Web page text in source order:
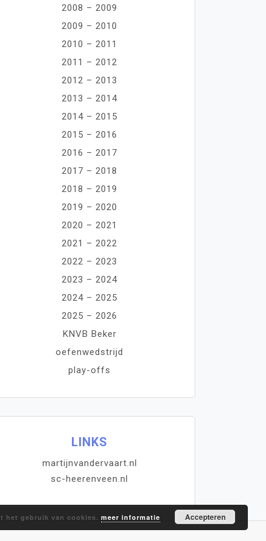
2008 – 2009
2009 – 2010
2010 – 2011
2011 – 2012
2012 – 2013
2013 – 2014
2014 – 2015
2015 – 2016
2016 – 2017
2017 – 2018
2018 – 2019
2019 – 2020
2020 – 2021
2021 – 2022
2022 – 2023
2023 – 2024
2024 – 2025
2025 – 2026
KNVB Beker
oefenwedstrijd
play-offs
LINKS
martijnvandervaart.nl
sc-heerenveen.nl
het gebruik van cookies. meer informatie Accepteren